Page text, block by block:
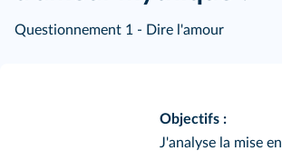
Questionnement 1 - Dire l'amour
Objectifs :
J'analyse la mise en